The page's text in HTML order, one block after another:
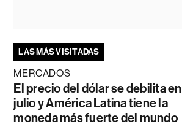
LAS MÁS VISITADAS
MERCADOS
El precio del dólar se debilita en
julio y América Latina tiene la
moneda más fuerte del mundo